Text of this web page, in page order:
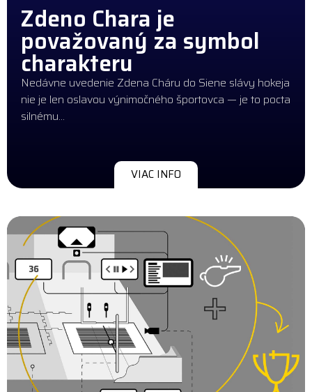
Zdeno Chara je
považovaný za symbol
charakteru
Nedávne uvedenie Zdena Cháru do Siene slávy hokeja
nie je len oslavou výnimočného športovca — je to pocta
silnému…
VIAC INFO